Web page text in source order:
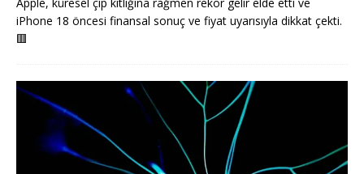
Apple, küresel çip kıtlığına rağmen rekor gelir elde etti ve
iPhone 18 öncesi finansal sonuç ve fiyat uyarısıyla dikkat çekti.
🟥